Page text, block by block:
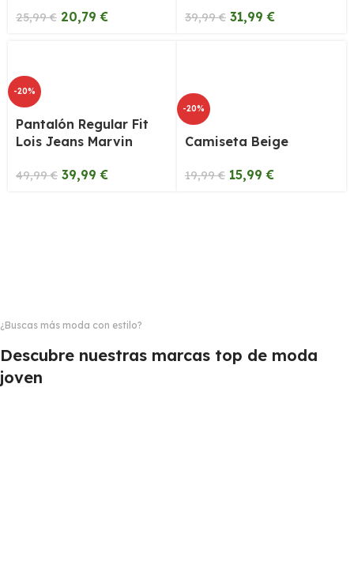
25,99€ 20,79€ 39,99€ 31,99€
-20%
Pantalón Regular Fit
Lois Jeans Marvin
49,99€ 39,99€
-20%
Camiseta Beige
19,99€ 15,99€
¿Buscas más moda con estilo?
Descubre nuestras marcas top de moda
joven